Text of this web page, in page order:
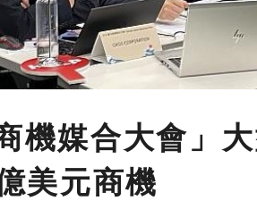
機媒合大會」
美元商機